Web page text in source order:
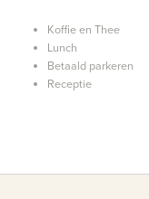
Koffie en Thee
Lunch
Betaald parkeren
Receptie